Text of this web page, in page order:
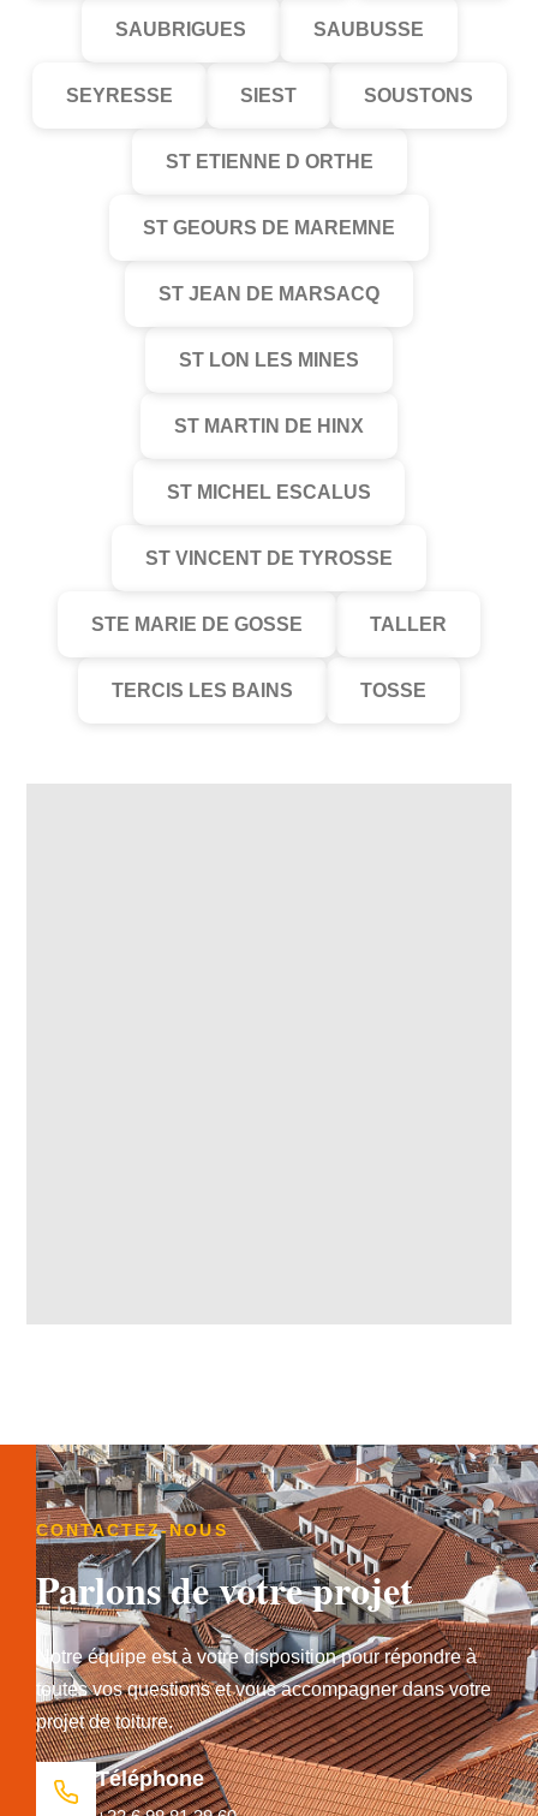
SAUBRIGUES SAUBUSSE
SEYRESSE SIEST SOUSTONS
ST ETIENNE D ORTHE
ST GEOURS DE MAREMNE
ST JEAN DE MARSACQ
ST LON LES MINES
ST MARTIN DE HINX
ST MICHEL ESCALUS
ST VINCENT DE TYROSSE
STE MARIE DE GOSSE TALLER
TERCIS LES BAINS TOSSE
CONTACTEZ-NOUS
Parlons de votre projet
Notre équipe est à votre disposition pour répondre à
toutes vos questions et vous accompagner dans votre
projet de toiture.
Téléphone